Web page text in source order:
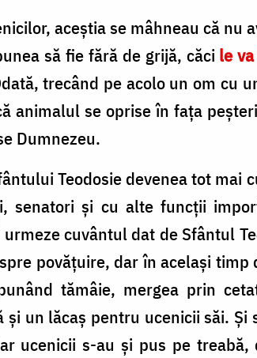
aceștia se mâhneau că nu
să fie fără de grijă, căci le
trecând pe acolo un om cu
animalul se oprise în fața
Dumnezeu.
Teodosie devenea tot
senatori și cu alte funcții
cuvântul dat de Sfântul
povățuire, dar în același
tămâie, mergea prin
și un lăcaș pentru ucenicii săi.
ucenicii s-au și pus pe